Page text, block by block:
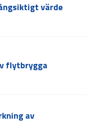
värde
flytbrygga
av